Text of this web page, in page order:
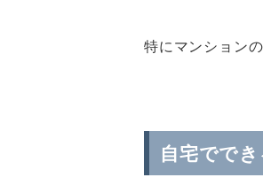
特にマンション
自宅でで